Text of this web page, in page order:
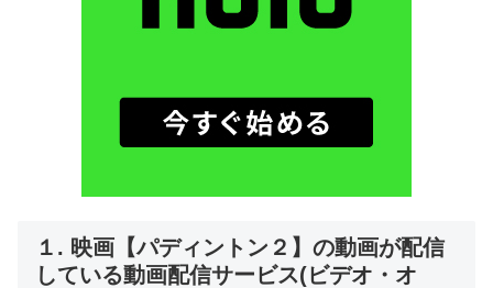
１. 映画【パディントン２】の動画が配信
している動画配信サービス(ビデオ・オ